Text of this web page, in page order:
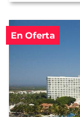
En Oferta